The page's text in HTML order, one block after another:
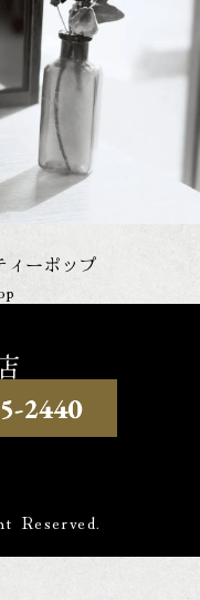
ィーポップ
Reserved.